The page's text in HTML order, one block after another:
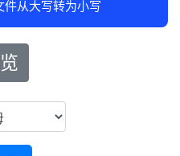
件从大写转为小写